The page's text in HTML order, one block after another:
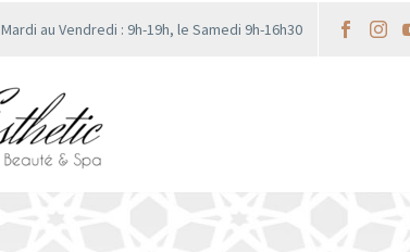
Mardi au Vendredi : 9h-19h, le Samedi 9h-16h30